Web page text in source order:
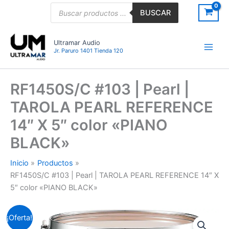
BUSCAR
Ultramar Audio
Jr. Paruro 1401 Tienda 120
RF1450S/C #103 | Pearl |
TAROLA PEARL REFERENCE
14″ X 5″ color «PIANO
BLACK»
Inicio
Productos
RF1450S/C #103 | Pearl | TAROLA PEARL REFERENCE 14″ X
5″ color «PIANO BLACK»
¡Oferta!
El
El
RF1450S/C
#103